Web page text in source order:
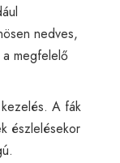
nedves,
megfelelő
A fák
észlelésekor